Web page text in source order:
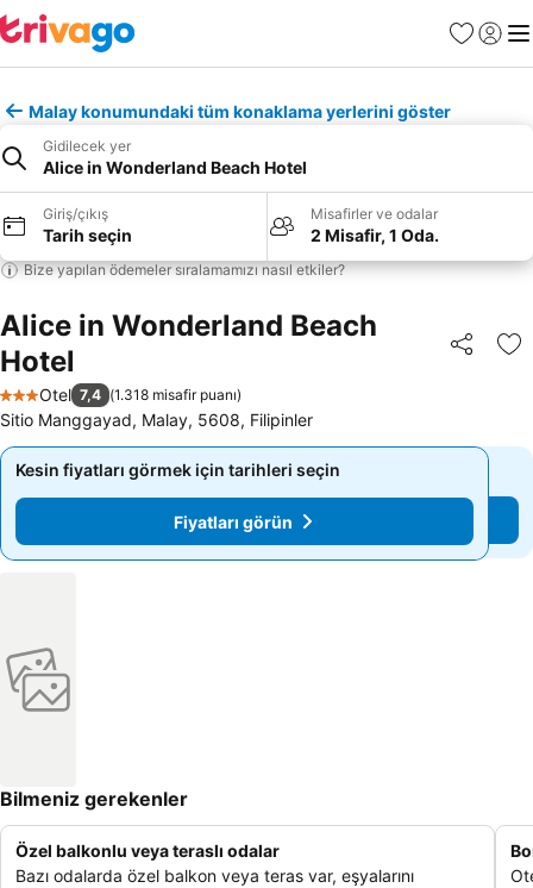
Favoriler
Giriş
Malay konumundaki tüm konaklama yerlerini göster
Gidilecek yer
Alice in Wonderland Beach Hotel
Giriş/çıkış
Tarih seçin
Misafirler ve odalar
2 Misafir, 1 Oda.
Bize yapılan ödemeler sıralamamızı nasıl etkiler?
Alice in Wonderland Beach
Hotel
Paylaş
3 Yıldız
Otel 7,4 (1.318 misafir puanı)
Sitio Manggayad, Malay, 5608, Filipinler
Kesin fiyatları görmek için tarihleri seçin
Fiyatları görün
Kesin fiyatları görmek için tarihleri seçin
Fiyatları görün
Bilmeniz gerekenler
Özel balkonlu veya teraslı odalar
Bazı odalarda özel balkon veya teras var, eşyalarını